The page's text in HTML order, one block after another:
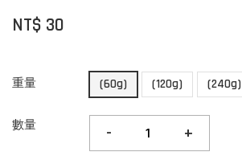
NT$ 30
重量 (60g) (120g) (240g)
數量 - +